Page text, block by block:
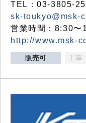
TEL：03-3805-
sk-toukyo@msk-
営業時間：8:30〜
http://www.msk-
販売可 工事